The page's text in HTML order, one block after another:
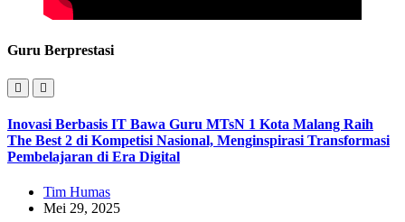
Guru Berprestasi
Inovasi Berbasis IT Bawa Guru MTsN 1 Kota Malang Raih
The Best 2 di Kompetisi Nasional, Menginspirasi Transformasi
Pembelajaran di Era Digital
Tim Humas
Mei 29, 2025